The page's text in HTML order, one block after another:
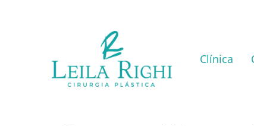
Clínica